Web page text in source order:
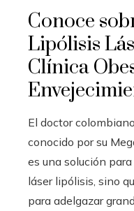
Conoce
Lipólisis
Clínica
El doctor
conocido por su
es una solución
láser lipólisis, sino
para adelgazar